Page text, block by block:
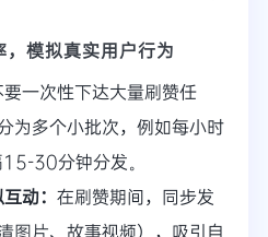
模拟真实用户行为
要一次性下达大量刷赞任
为多个小批次，例如每小时
30分钟分发。
动： 在刷赞期间，同步发
图片、故事视频），吸引自